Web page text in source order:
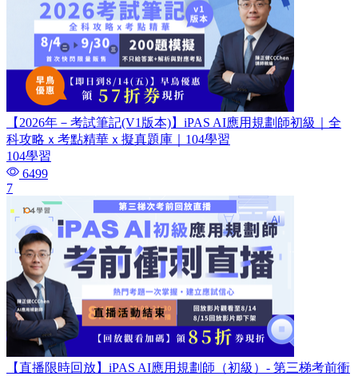
【2026年－考試筆記(V1版本)】iPAS AI應用規劃師初級｜全
科攻略ｘ考點精華ｘ擬真題庫｜104學習
104學習
6499
7
【直播限時回放】iPAS AI應用規劃師（初級）- 第三梯考前衝